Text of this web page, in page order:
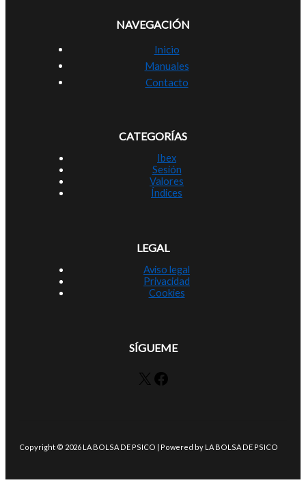
NAVEGACIÓN
Inicio
Manuales
Contacto
CATEGORÍAS
Ibex
Sesión
Valores
Índices
LEGAL
Aviso legal
Privacidad
Cookies
SÍGUEME
X Facebook
Copyright © 2026 LA BOLSA DE PSICO | Powered by LA BOLSA DE PSICO